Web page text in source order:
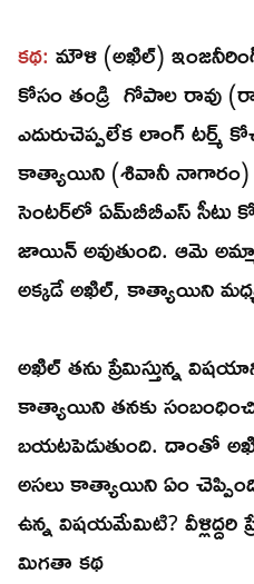
కథ: మౌళి (అఖిల్‌)
కోసం తండ్రి గోపాల రావు
ఎదురుచెప్పలేక లాంగ్‌ టర్మ్‌
కాత్యాయిని (శివానీ నాగారం)
సెంటర్‌లో ఏమ్‌బీబీఎస్‌ సీటు
జాయిన్‌ అవుతుంది. ఆమె
అక్కడే అఖిల్‌, కాత్యాయిని మధ్య
అఖిల్‌ తను ప్రేమిస్తున్న
కాత్యాయిని తనకు
బయటపెడుతుంది. దాంతో
అసలు కాత్యాయిని ఏం
ఉన్న విషయమేమిటి?
మిగతా కథ